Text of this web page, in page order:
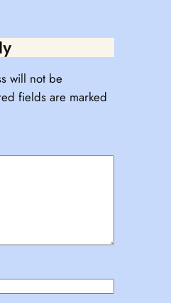
will not be
fields are marked